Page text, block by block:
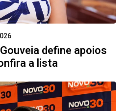
define apoios
a lista